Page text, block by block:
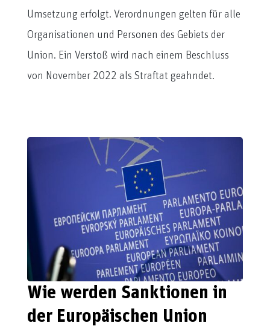
Umsetzung erfolgt. Verordnungen gelten für alle
Organisationen und Personen des Gebiets der
Union. Ein Verstoß wird nach einem Beschluss
von November 2022 als Straftat geahndet.
Wie werden Sanktionen in
der Europäischen Union